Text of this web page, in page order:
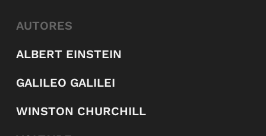
AUTORES
ALBERT EINSTEIN
GALILEO GALILEI
WINSTON CHURCHILL